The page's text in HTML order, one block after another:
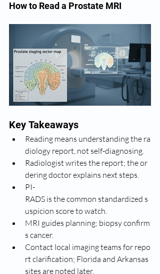
How to Read a Prostate MRI
Key Takeaways
Reading means understanding the ra
diology report, not self-diagnosing.
Radiologist writes the report; the or
dering doctor explains next steps.
PI-
RADS is the common standardized s
uspicion score to watch.
MRI guides planning; biopsy confirm
s cancer.
Contact local imaging teams for repo
rt clarification; Florida and Arkansas
sites are noted later.